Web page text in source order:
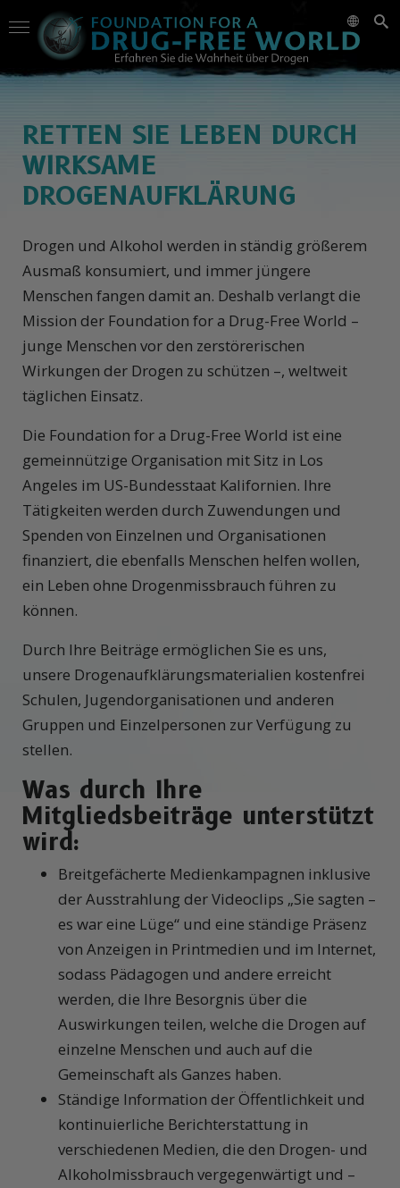
RETTEN SIE LEBEN DURCH
WIRKSAME
DROGENAUFKLÄRUNG
Drogen und Alkohol werden in ständig größerem
Ausmaß konsumiert, und immer jüngere
Menschen fangen damit an. Deshalb verlangt die
Mission der Foundation for a Drug-Free World –
junge Menschen vor den zerstörerischen
Wirkungen der Drogen zu schützen –, weltweit
täglichen Einsatz.
Die Foundation for a Drug-Free World ist eine
gemeinnützige Organisation mit Sitz in Los
Angeles im US-Bundesstaat Kalifornien. Ihre
Tätigkeiten werden durch Zuwendungen und
Spenden von Einzelnen und Organisationen
finanziert, die ebenfalls Menschen helfen wollen,
ein Leben ohne Drogenmissbrauch führen zu
können.
Durch Ihre Beiträge ermöglichen Sie es uns,
unsere Drogenaufklärungsmaterialien kostenfrei
Schulen, Jugendorganisationen und anderen
Gruppen und Einzelpersonen zur Verfügung zu
stellen.
Was durch Ihre
Mitgliedsbeiträge unterstützt
wird:
Breitgefächerte Medienkampagnen inklusive
der Ausstrahlung der Videoclips „Sie sagten –
es war eine Lüge“ und eine ständige Präsenz
von Anzeigen in Printmedien und im Internet,
sodass Pädagogen und andere erreicht
werden, die Ihre Besorgnis über die
Auswirkungen teilen, welche die Drogen auf
einzelne Menschen und auch auf die
Gemeinschaft als Ganzes haben.
Ständige Information der Öffentlichkeit und
kontinuierliche Berichterstattung in
verschiedenen Medien, die den Drogen- und
Alkoholmissbrauch vergegenwärtigt und –